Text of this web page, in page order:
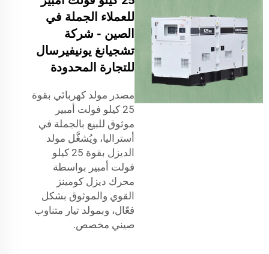
للعملاء الجملة في
الصين - شركة
تشجيانغ يونيفيرسال
للتجارة المحدودة
مصدر مولد كهربائي بقوة
25 كيلو فولت أمبير
موثوق للبيع بالجملة في
أستراليا، ويُشغَّل مولد
الديزل بقوة 25 كيلو
فولت أمبير بواسطة
محرك ديزل كومينز
القوي والموثوق بشكل
فعّال، وبمولد تيار متناوب
صيني مخصص.